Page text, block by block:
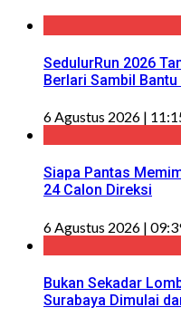
SedulurRun 2026
Berlari Sambil
6 Agustus 2026 |
Siapa Pantas
24 Calon Direksi
6 Agustus 2026 |
Bukan Sekadar
Surabaya Dimulai